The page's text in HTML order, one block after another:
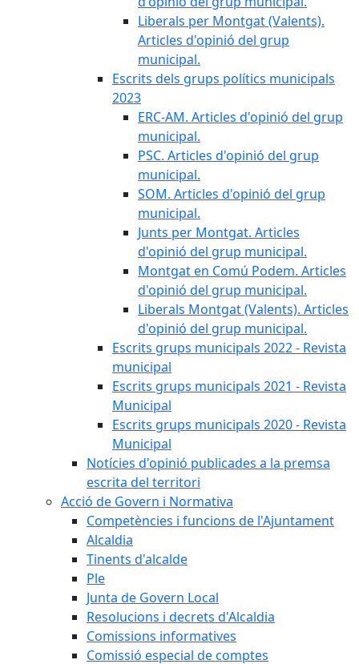
Liberals per Montgat (Valents).
Articles d'opinió del grup
municipal.
Escrits dels grups polítics municipals
2023
ERC-AM. Articles d'opinió del grup
municipal.
PSC. Articles d'opinió del grup
municipal.
SOM. Articles d'opinió del grup
municipal.
Junts per Montgat. Articles
d'opinió del grup municipal.
Montgat en Comú Podem. Articles
d'opinió del grup municipal.
Liberals Montgat (Valents). Articles
d'opinió del grup municipal.
Escrits grups municipals 2022 - Revista
municipal
Escrits grups municipals 2021 - Revista
Municipal
Escrits grups municipals 2020 - Revista
Municipal
Notícies d'opinió publicades a la premsa
escrita del territori
Acció de Govern i Normativa
Competències i funcions de l'Ajuntament
Alcaldia
Tinents d'alcalde
Ple
Junta de Govern Local
Resolucions i decrets d'Alcaldia
Comissions informatives
Comissió especial de comptes